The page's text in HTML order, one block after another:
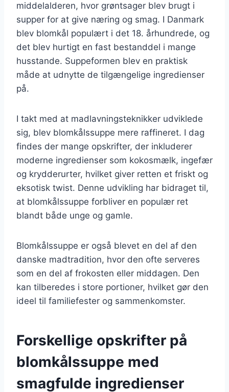
middelalderen, hvor grøntsager blev brugt i
supper for at give næring og smag. I Danmark
blev blomkål populært i det 18. århundrede, og
det blev hurtigt en fast bestanddel i mange
husstande. Suppeformen blev en praktisk
måde at udnytte de tilgængelige ingredienser
på.
I takt med at madlavningsteknikker udviklede
sig, blev blomkålssuppe mere raffineret. I dag
findes der mange opskrifter, der inkluderer
moderne ingredienser som kokosmælk, ingefær
og krydderurter, hvilket giver retten et friskt og
eksotisk twist. Denne udvikling har bidraget til,
at blomkålssuppe forbliver en populær ret
blandt både unge og gamle.
Blomkålssuppe er også blevet en del af den
danske madtradition, hvor den ofte serveres
som en del af frokosten eller middagen. Den
kan tilberedes i store portioner, hvilket gør den
ideel til familiefester og sammenkomster.
Forskellige opskrifter på
blomkålssuppe med
smagfulde ingredienser